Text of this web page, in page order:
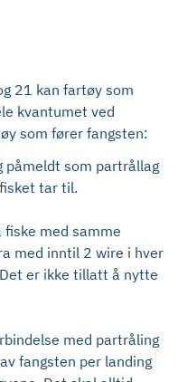
21 kan fartøy som
kvantumet ved
som fører fangsten:
som partrållag
tar til.
med samme
med inntil 2 wire i hver
er ikke tillatt å nytte
med partråling
fangsten per landing